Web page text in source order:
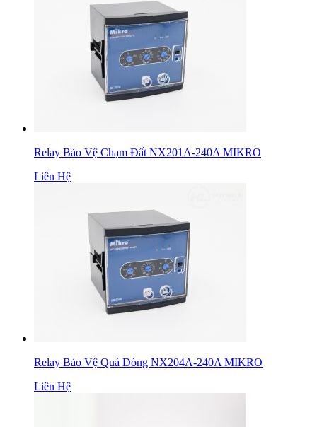
Relay Bảo Vệ Chạm Đất NX201A-240A MIKRO
Liên Hệ
Relay Bảo Vệ Quá Dòng NX204A-240A MIKRO
Liên Hệ